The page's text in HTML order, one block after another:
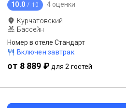
10.0 / 10 4 оценки
Курчатовский
Бассейн
Номер в отеле Стандарт
Включен завтрак
от 8 889 ₽ для 2 гостей